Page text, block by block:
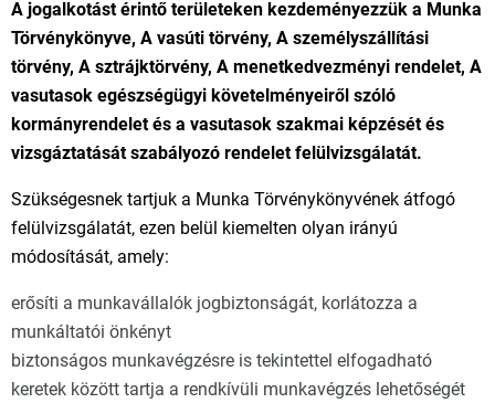
A jogalkotást érintő területeken kezdeményezzük a Munka
Törvénykönyve, A vasúti törvény, A személyszállítási
törvény, A sztrájktörvény, A menetkedvezményi rendelet, A
vasutasok egészségügyi követelményeiről szóló
kormányrendelet és a vasutasok szakmai képzését és
vizsgáztatását szabályozó rendelet felülvizsgálatát.
Szükségesnek tartjuk a Munka Törvénykönyvének átfogó
felülvizsgálatát, ezen belül kiemelten olyan irányú
módosítását, amely:
erősíti a munkavállalók jogbiztonságát, korlátozza a
munkáltatói önkényt
biztonságos munkavégzésre is tekintettel elfogadható
keretek között tartja a rendkívüli munkavégzés lehetőségét